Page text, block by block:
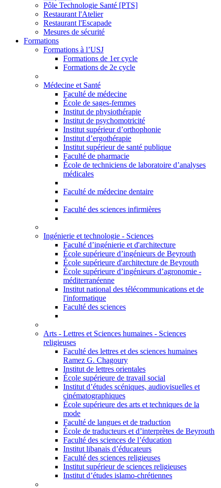
Pôle Technologie Santé [PTS]
Restaurant l'Atelier
Restaurant l'Escapade
Mesures de sécurité
Formations
Formations à l’USJ
Formations de 1er cycle
Formations de 2e cycle
Médecine et Santé
Faculté de médecine
École de sages-femmes
Institut de physiothérapie
Institut de psychomotricité
Institut supérieur d’orthophonie
Institut d’ergothérapie
Institut supérieur de santé publique
Faculté de pharmacie
École de techniciens de laboratoire d’analyses
médicales
Faculté de médecine dentaire
Faculté des sciences infirmières
Ingénierie et technologie - Sciences
Faculté d’ingénierie et d'architecture
École supérieure d’ingénieurs de Beyrouth
École supérieure d'architecture de Beyrouth
École supérieure d’ingénieurs d’agronomie -
méditerranéenne
Institut national des télécommunications et de
l'informatique
Faculté des sciences
Arts - Lettres et Sciences humaines - Sciences
religieuses
Faculté des lettres et des sciences humaines
Ramez G. Chagoury
Institut de lettres orientales
École supérieure de travail social
Institut d’études scéniques, audiovisuelles et
cinématographiques
École supérieure des arts et techniques de la
mode
Faculté de langues et de traduction
École de traducteurs et d’interprètes de Beyrouth
Faculté des sciences de l’éducation
Institut libanais d’éducateurs
Faculté des sciences religieuses
Institut supérieur de sciences religieuses
Institut d’études islamo-chrétiennes